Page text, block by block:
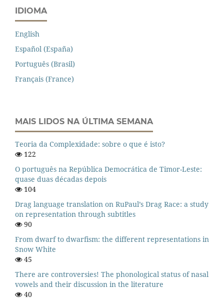
IDIOMA
English
Español (España)
Português (Brasil)
Français (France)
MAIS LIDOS NA ÚLTIMA SEMANA
Teoria da Complexidade: sobre o que é isto?
122
O português na República Democrática de Timor-Leste:
quase duas décadas depois
104
Drag language translation on RuPaul’s Drag Race: a study
on representation through subtitles
90
From dwarf to dwarfism: the different representations in
Snow White
45
There are controversies! The phonological status of nasal
vowels and their discussion in the literature
40